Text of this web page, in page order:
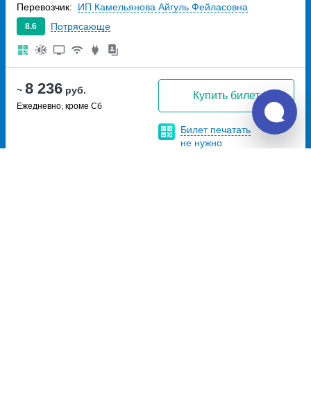
~ 8 236 руб.
Ежедневно, кроме Сб
Купить билет
Билет печатать
не нужно
8.6 Потрясающе
Перевозчик: ИП Камельянова Айгуль Фейласовна